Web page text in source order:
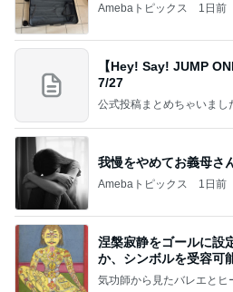
Amebaトピックス 1日前
【Hey! Say! JUMP
7/27
公式投稿まとめちゃいまし
我慢をやめてお義母さ
Amebaトピックス 1日前
涅槃寂静をゴールに設
か、シンボルを受容可
ことが
気功師から見たバレエとヒ